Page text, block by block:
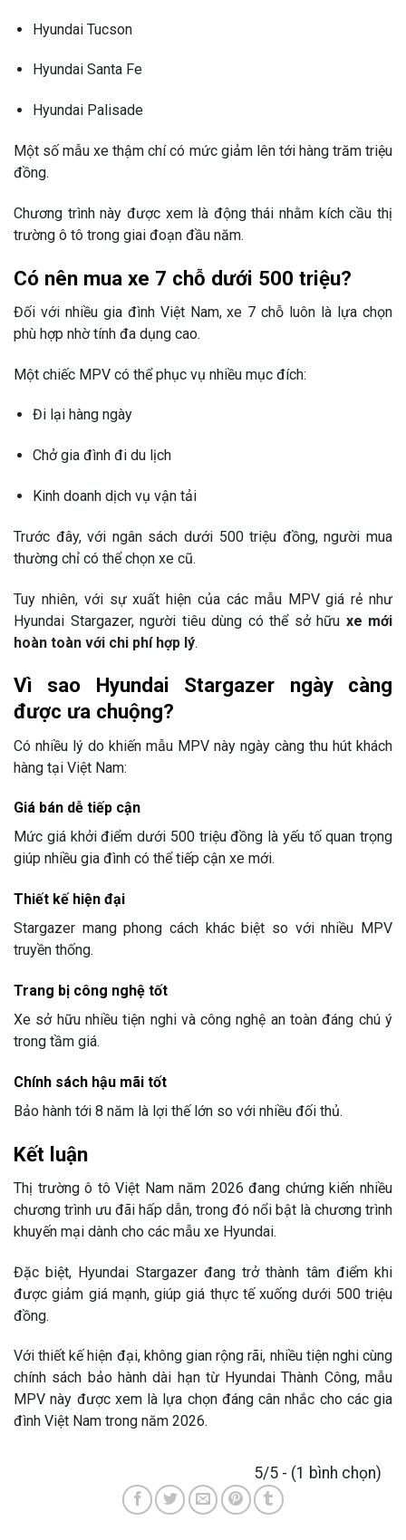
Hyundai Tucson
Hyundai Santa Fe
Hyundai Palisade
Một số mẫu xe thậm chí có mức giảm lên tới hàng trăm triệu
đồng.
Chương trình này được xem là động thái nhằm kích cầu thị
trường ô tô trong giai đoạn đầu năm.
Có nên mua xe 7 chỗ dưới 500 triệu?
Đối với nhiều gia đình Việt Nam, xe 7 chỗ luôn là lựa chọn
phù hợp nhờ tính đa dụng cao.
Một chiếc MPV có thể phục vụ nhiều mục đích:
Đi lại hàng ngày
Chở gia đình đi du lịch
Kinh doanh dịch vụ vận tải
Trước đây, với ngân sách dưới 500 triệu đồng, người mua
thường chỉ có thể chọn xe cũ.
Tuy nhiên, với sự xuất hiện của các mẫu MPV giá rẻ như
Hyundai Stargazer, người tiêu dùng có thể sở hữu xe mới
hoàn toàn với chi phí hợp lý.
Vì sao Hyundai Stargazer ngày càng
được ưa chuộng?
Có nhiều lý do khiến mẫu MPV này ngày càng thu hút khách
hàng tại Việt Nam:
Giá bán dễ tiếp cận
Mức giá khởi điểm dưới 500 triệu đồng là yếu tố quan trọng
giúp nhiều gia đình có thể tiếp cận xe mới.
Thiết kế hiện đại
Stargazer mang phong cách khác biệt so với nhiều MPV
truyền thống.
Trang bị công nghệ tốt
Xe sở hữu nhiều tiện nghi và công nghệ an toàn đáng chú ý
trong tầm giá.
Chính sách hậu mãi tốt
Bảo hành tới 8 năm là lợi thế lớn so với nhiều đối thủ.
Kết luận
Thị trường ô tô Việt Nam năm 2026 đang chứng kiến nhiều
chương trình ưu đãi hấp dẫn, trong đó nổi bật là chương trình
khuyến mại dành cho các mẫu xe Hyundai.
Đặc biệt, Hyundai Stargazerđang trở thành tâm điểm khi
được giảm giá mạnh, giúp giá thực tế xuống dưới 500 triệu
đồng.
Với thiết kế hiện đại, không gian rộng rãi, nhiều tiện nghi cùng
chính sách bảo hành dài hạn từ Hyundai Thành Công, mẫu
MPV này được xem là lựa chọn đáng cân nhắc cho các gia
đình Việt Nam trong năm 2026.
5/5 - (1 bình chọn)